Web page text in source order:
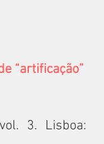
“artificação”
3. Lisboa: